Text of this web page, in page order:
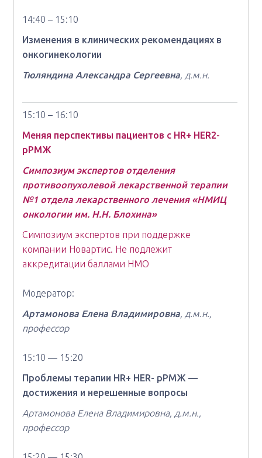
14:40 – 15:10
Изменения в клинических рекомендациях в
онкогинекологии
Тюляндина Александра Сергеевна, д.м.н.
15:10 – 16:10
Меняя перспективы пациентов с НR+ HER2-
рРМЖ
Симпозиум экспертов отделения
противоопухолевой лекарственной терапии
№1 отдела лекарственного лечения «НМИЦ
онкологии им. Н.Н. Блохина»
Симпозиум экспертов при поддержке
компании Новартис. Не подлежит
аккредитации баллами НМО
Модератор:
Артамонова Елена Владимировна, д.м.н.,
профессор
15:10 — 15:20
Проблемы терапии HR+ HER- рРМЖ —
достижения и нерешенные вопросы
Артамонова Елена Владимировна, д.м.н.,
профессор